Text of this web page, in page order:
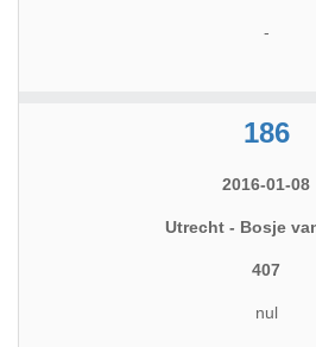
-
186
2016-01-08
Utrecht - Bosje
407
nul